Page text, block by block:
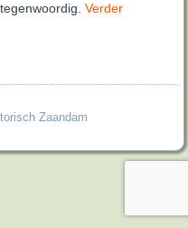
Verder
Zaandam